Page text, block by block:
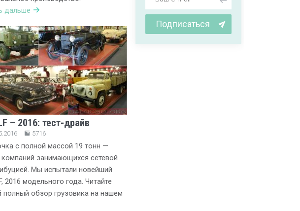
дальше
– 2016: тест-драйв
5716
с полной массой 19 тонн —
компаний занимающихся сетевой
Мы испытали новейший
2016 модельного года. Читайте
полный обзор грузовика на нашем
Подписаться